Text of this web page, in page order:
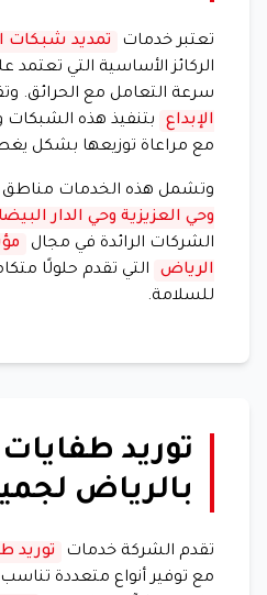
تعتبر خدمات تمديد شبكات
الركائز الأساسية التي
سرعة التعامل مع الحرائق.
الإبداع
بتنفيذ هذه
مع مراعاة توزيعها بشكل
وتشمل هذه الخدمات مناطق
وحي العزيزية وحي الدار
الشركات الرائدة في مجال
الرياض
التي تقدم حلولًا
للسلامة.
توريد
بالرياض
تقدم الشركة خدمات
توريد
مع توفير أنواع متعددة